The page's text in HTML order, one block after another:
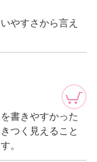
やすさから言え
書きやすかった
つく見えること
。